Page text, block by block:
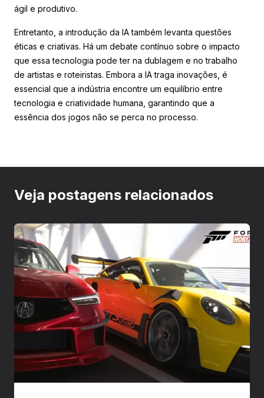
ágil e produtivo.
Entretanto, a introdução da IA também levanta questões
éticas e criativas. Há um debate contínuo sobre o impacto
que essa tecnologia pode ter na dublagem e no trabalho
de artistas e roteiristas. Embora a IA traga inovações, é
essencial que a indústria encontre um equilíbrio entre
tecnologia e criatividade humana, garantindo que a
essência dos jogos não se perca no processo.
Veja postagens relacionados